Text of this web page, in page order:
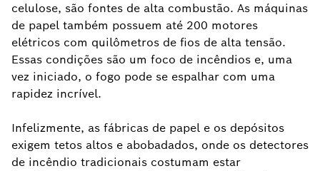
celulose, são fontes de alta combustão. As máquinas
de papel também possuem até 200 motores
elétricos com quilômetros de fios de alta tensão.
Essas condições são um foco de incêndios e, uma
vez iniciado, o fogo pode se espalhar com uma
rapidez incrível.
Infelizmente, as fábricas de papel e os depósitos
exigem tetos altos e abobadados, onde os detectores
de incêndio tradicionais costumam estar